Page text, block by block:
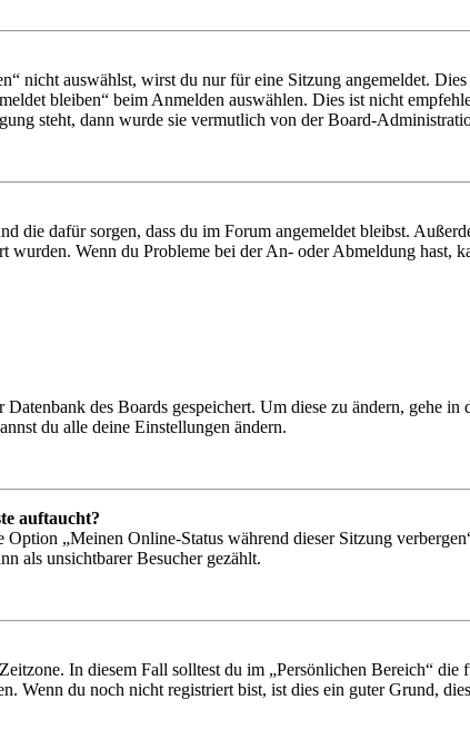
nicht auswählst, wirst du nur für eine Sitzung angemeldet.
bleiben“ beim Anmelden auswählen. Dies ist nicht
steht, dann wurde sie vermutlich von der Board-
die dafür sorgen, dass du im Forum angemeldet bleibst.
Wenn du Probleme bei der An- oder Abmeldung hast,
des Boards gespeichert. Um diese zu ändern, gehe
du alle deine Einstellungen ändern.
auftaucht?
„Meinen Online-Status während dieser Sitzung
als unsichtbarer Besucher gezählt.
In diesem Fall solltest du im „Persönlichen Bereich“
Wenn du noch nicht registriert bist, ist dies ein guter Grund,